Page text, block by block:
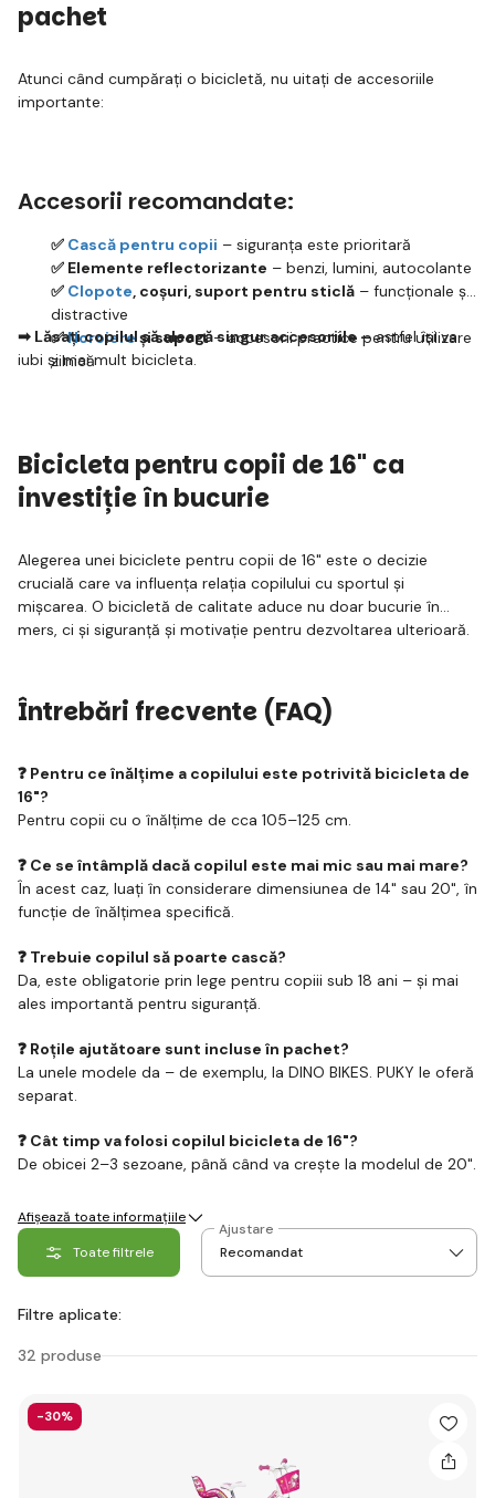
pachet
Atunci când cumpărați o bicicletă, nu uitați de accesoriile
importante:
Accesorii recomandate:
✅ Cască pentru copii – siguranța este prioritară
✅ Elemente reflectorizante – benzi, lumini, autocolante
✅ Clopote, coșuri, suport pentru sticlă – funcționale și
distractive
✅Noroiereși suport– accesorii practice pentru utilizare
zilnică
➡ Lăsați copilul să aleagă singur accesoriile –astfel își va
iubi și mai mult bicicleta.
Bicicleta pentru copii de 16" ca
investiție în bucurie
Alegerea unei biciclete pentru copii de 16" este o decizie
crucială care va influența relația copilului cu sportul și
mișcarea. O bicicletă de calitate aduce nu doar bucurie în
mers, ci și siguranță și motivație pentru dezvoltarea ulterioară.
Întrebări frecvente (FAQ)
❓ Pentru ce înălțime a copilului este potrivită bicicleta de
16"?
Pentru copii cu o înălțime de cca 105–125 cm.
❓ Ce se întâmplă dacă copilul este mai mic sau mai mare?
În acest caz, luați în considerare dimensiunea de 14" sau 20", în
funcție de înălțimea specifică.
❓ Trebuie copilul să poarte cască?
Da, este obligatorie prin lege pentru copiii sub 18 ani – și mai
ales importantă pentru siguranță.
❓ Roțile ajutătoare sunt incluse în pachet?
La unele modele da – de exemplu, la DINO BIKES. PUKY le oferă
separat.
❓ Cât timp va folosi copilul bicicleta de 16"?
De obicei 2–3 sezoane, până când va crește la modelul de 20".
Afișează toate informațiile
Toate filtrele
Ajustare
Filtre aplicate:
32 produse
-30%